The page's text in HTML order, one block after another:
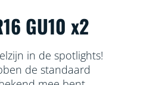
GU10 x2
in de spotlights!
de standaard